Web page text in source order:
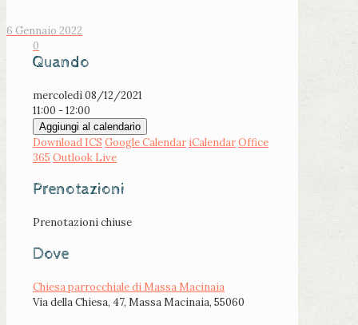
6 Gennaio 2022
0
Quando
mercoledì 08/12/2021
11:00 - 12:00
Aggiungi al calendario
Download ICS Google Calendar iCalendarOffice
365 Outlook Live
Prenotazioni
Prenotazioni chiuse
Dove
Chiesa parrocchiale di Massa Macinaia
Via della Chiesa, 47, Massa Macinaia, 55060